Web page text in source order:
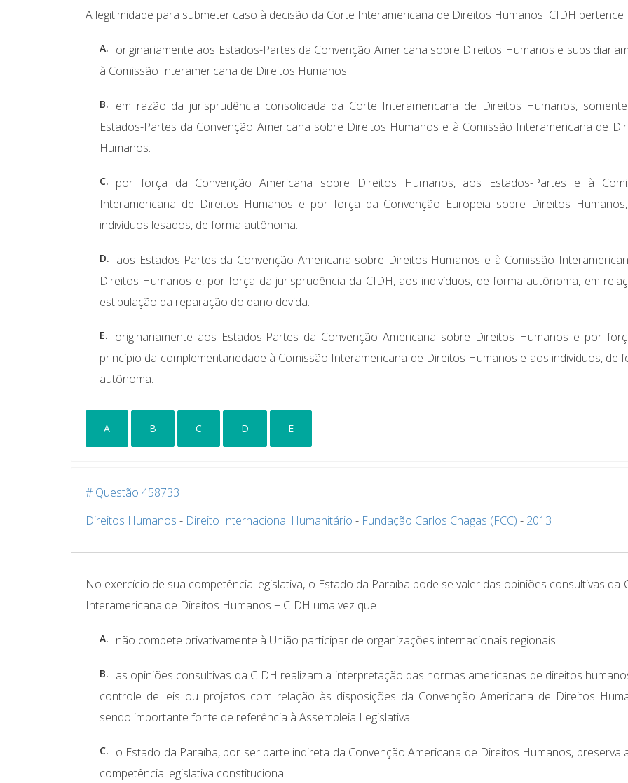
A legitimidade para submeter caso à decisão da Corte Interamericana de Direitos Humanos  CIDH pertence
A.
originariamente aos Estados-Partes da Convenção Americana sobre Direitos Humanos e
à Comissão Interamericana de Direitos Humanos.
B.
em razão da jurisprudência consolidada da Corte Interamericana de Direitos Humanos,
Estados-Partes da Convenção Americana sobre Direitos Humanos e à Comissão Interamericana de
Humanos.
C.
por força da Convenção Americana sobre Direitos Humanos, aos Estados-Partes e à
Interamericana de Direitos Humanos e por força da Convenção Europeia sobre Direitos
indivíduos lesados, de forma autônoma.
D.
aos Estados-Partes da Convenção Americana sobre Direitos Humanos e à Comissão
Direitos Humanos e, por força da jurisprudência da CIDH, aos indivíduos, de forma autônoma, em
estipulação da reparação do dano devida.
E.
originariamente aos Estados-Partes da Convenção Americana sobre Direitos Humanos e por
princípio da complementariedade à Comissão Interamericana de Direitos Humanos e aos indivíduos, de
autônoma.
A B C D E
# Questão 458733
Direitos Humanos - Direito Internacional Humanitário - Fundação Carlos Chagas (FCC) - 2013
No exercício de sua competência legislativa, o Estado da Paraíba pode se valer das opiniões consultivas da
Interamericana de Direitos Humanos − CIDH uma vez que
A. não compete privativamente à União participar de organizações internacionais regionais.
B.
as opiniões consultivas da CIDH realizam a interpretação das normas americanas de direitos
controle de leis ou projetos com relação às disposições da Convenção Americana de Direitos
sendo importante fonte de referência à Assembleia Legislativa.
C.
o Estado da Paraíba, por ser parte indireta da Convenção Americana de Direitos Humanos, preserva
competência legislativa constitucional.